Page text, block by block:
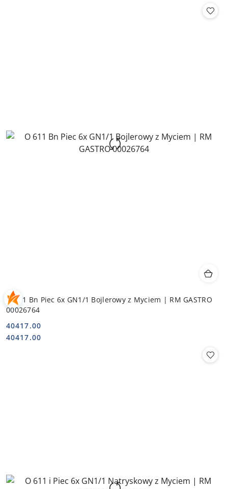
O 611 Bn Piec 6x GN1/1 Bojlerowy z Myciem | RM GASTRO
00026764
Cena:
40417.00
Cena:
40417.00